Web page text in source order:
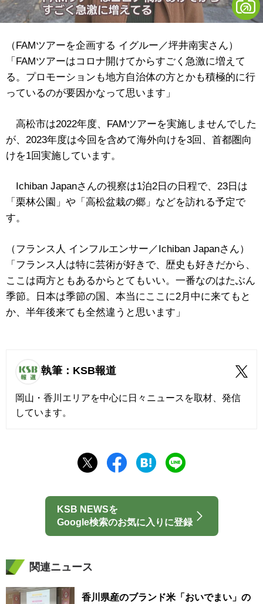
（FAMツアーを企画する イグルー／坪井南実さん）
「FAMツアーはコロナ開けてからすごく急激に増えて
る。プロモーションも地方自治体の方とかも積極的に行
っているのが要因かなって思います」
高松市は2022年度、FAMツアーを実施しませんでした
が、2023年度は今回を含めて海外向けを3回、首都圏向
けを1回実施しています。
Ichiban Japanさんの視察は1泊2日の日程で、23日は
「栗林公園」や「高松盆栽の郷」などを訪れる予定で
す。
（フランス人 インフルエンサー／Ichiban Japanさん）
「フランス人は特に芸術が好きで、歴史も好きだから、
ここは両方ともあるからとてもいい。一番なのはたぶん
季節。日本は季節の国、本当にここに2月中に来てもと
か、半年後来ても全然違うと思います」
執筆：KSB報道
岡山・香川エリアを中心に日々ニュースを取材、発信
しています。
KSB NEWSを
Google検索のお気に入りに登録
関連ニュース
香川県産のブランド米「おいでまい」の